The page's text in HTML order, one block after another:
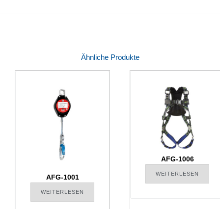
Ähnliche Produkte
AFG-1001
WEITERLESEN
AFG-1006
WEITERLESEN